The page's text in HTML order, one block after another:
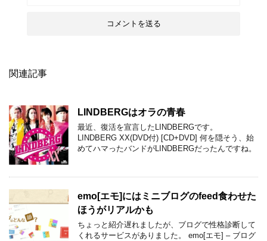
関連記事
LINDBERGはオラの青春
最近、復活を宣言したLINDBERGです。
LINDBERG XX(DVD付) [CD+DVD] 何を隠そう、始
めてハマったバンドがLINDBERGだったんですね。
emo[エモ]にはミニブログのfeed食わせた
ほうがリアルかも
ちょっと紹介遅れましたが、ブログで性格診断して
くれるサービスがありました。 emo[エモ] – ブログ